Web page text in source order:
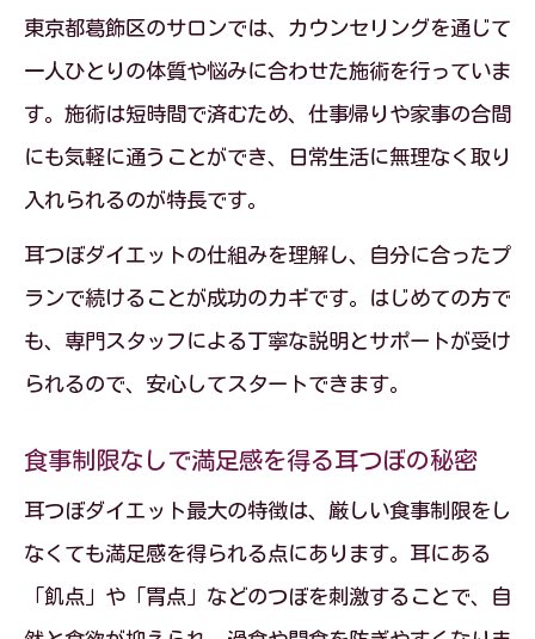
東京都葛飾区のサロンでは、カウンセリングを通じて
一人ひとりの体質や悩みに合わせた施術を行っていま
す。施術は短時間で済むため、仕事帰りや家事の合間
にも気軽に通うことができ、日常生活に無理なく取り
入れられるのが特長です。
耳つぼダイエットの仕組みを理解し、自分に合ったプ
ランで続けることが成功のカギです。はじめての方で
も、専門スタッフによる丁寧な説明とサポートが受け
られるので、安心してスタートできます。
食事制限なしで満足感を得る耳つぼの秘密
耳つぼダイエット最大の特徴は、厳しい食事制限をし
なくても満足感を得られる点にあります。耳にある
「飢点」や「胃点」などのつぼを刺激することで、自